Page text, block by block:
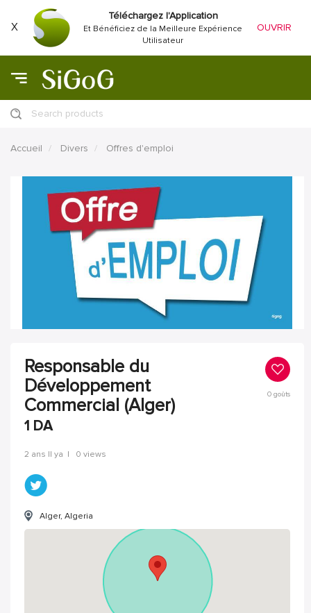
X
Téléchargez l'Application
Et Bénéficiez de la Meilleure Expérience
Utilisateur
OUVRIR
Search products
Accueil Divers Offres d'emploi
Responsable du
Développement
Commercial (Alger)
1 DA
0goûts
2 ans Il ya | 0 views
Alger, Algeria